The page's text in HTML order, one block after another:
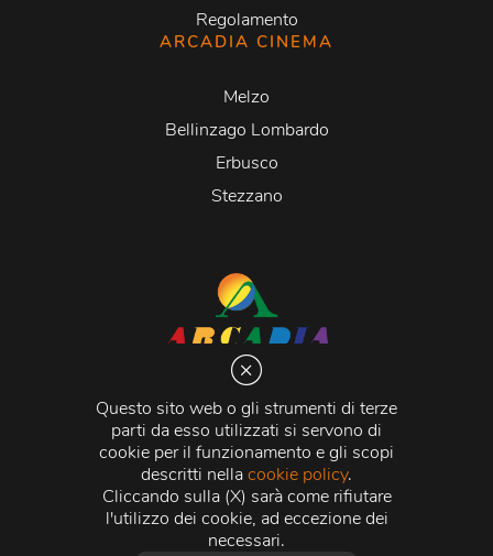
Questo sito web o gli strumenti di terze
parti da esso utilizzati si servono di
cookie per il funzionamento e gli scopi
descritti nellacookie policy.
Cliccando sulla (X) sarà come rifiutare
l'utilizzo dei cookie, ad eccezione dei
necessari.
Regolamento
ARCADIA CINEMA
Melzo
Bellinzago Lombardo
Erbusco
Stezzano
Via Martiri della Libertà 20066 Melzo (MI)
C.C.I.A.A. - R.E.A di Milano n. 1427910
Registro delle Imprese di Milano n. 338392 -
Fiscale e Partita Iva11015840157 | Capitale Sociale
500.000,00 i.v.
Credits:Crea Informatica S.r.l. 2026 © Tutti i diritti
riservati.